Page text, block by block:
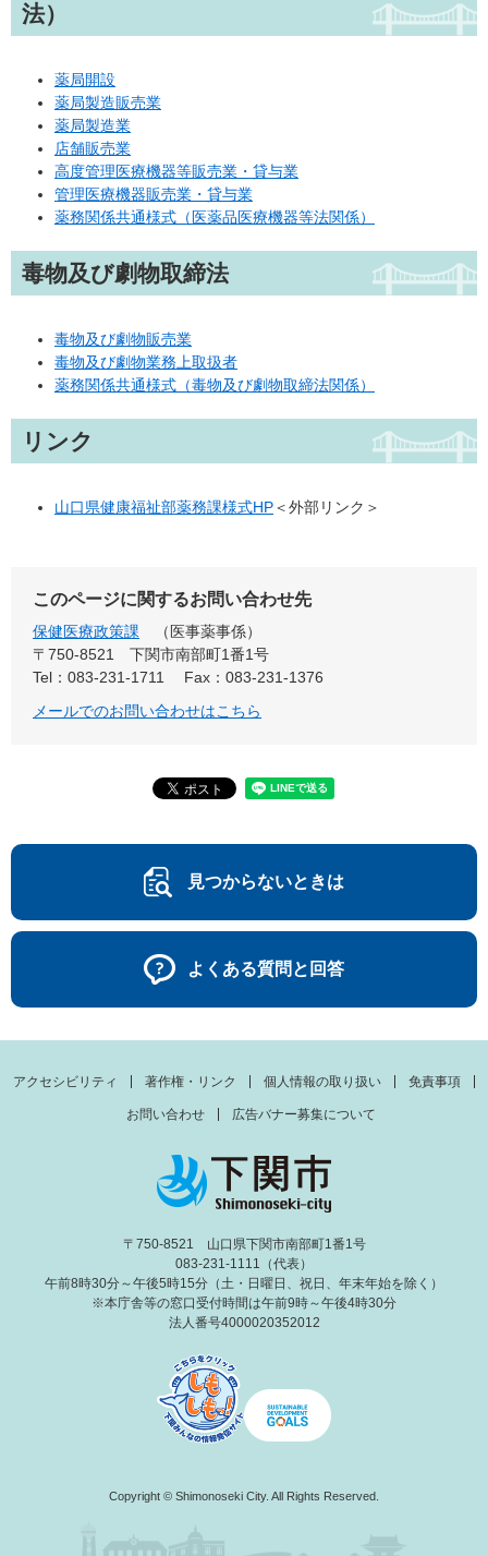
法）
薬局開設
薬局製造販売業
薬局製造業
店舗販売業
高度管理医療機器等販売業・貸与業
管理医療機器販売業・貸与業
薬務関係共通様式（医薬品医療機器等法関係）
毒物及び劇物取締法
毒物及び劇物販売業
毒物及び劇物業務上取扱者
薬務関係共通様式（毒物及び劇物取締法関係）
リンク
山口県健康福祉部薬務課様式HP＜外部リンク＞
このページに関するお問い合わせ先
保健医療政策課
医事薬事係
〒750-8521
下関市南部町1番1号
Tel：083-231-1711
Fax：083-231-1376
メールでのお問い合わせはこちら
見つからないときは
よくある質問と回答
アクセシビリティ 著作権・リンク 個人情報の取り扱い 免責事項
お問い合わせ 広告バナー募集について
〒750-8521 山口県下関市南部町1番1号
083-231-1111（代表）
午前8時30分～午後5時15分（土・日曜日、祝日、年末年始を除く）
※本庁舎等の窓口受付時間は午前9時～午後4時30分
法人番号4000020352012
Copyright © Shimonoseki City. All Rights Reserved.